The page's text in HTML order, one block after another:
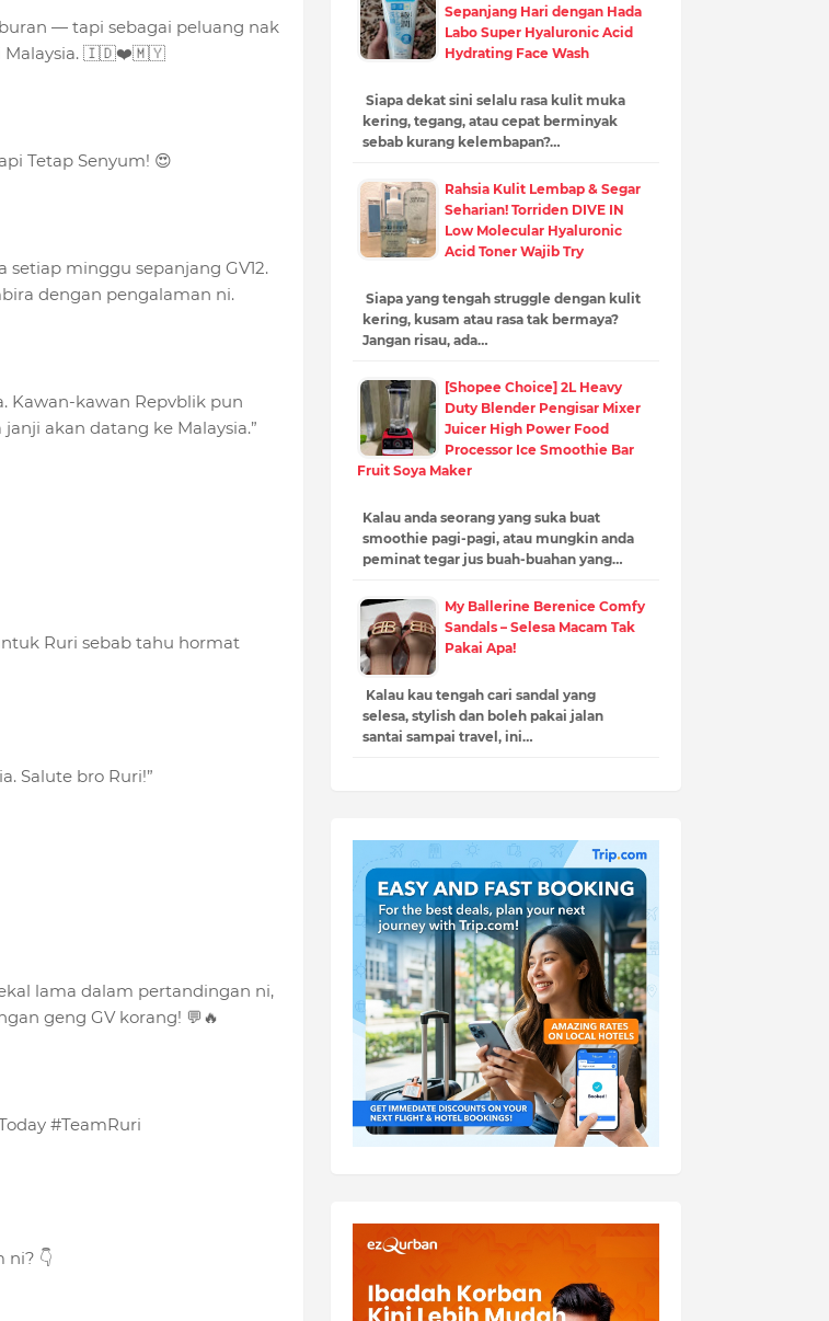
— tapi sebagai peluang nak
Malaysia. 🇮🇩❤️🇲🇾
Tetap Senyum! 😍
minggu sepanjang GV12.
dengan pengalaman ni.
Kawan-kawan Repvblik pun
akan datang ke Malaysia.”
Ruri sebab tahu hormat
Salute bro Ruri!”
lama dalam pertandingan ni,
geng GV korang! 💬🔥
#TeamRuri
👇
Sepanjang Hari dengan Hada
Labo Super Hyaluronic Acid
Hydrating Face Wash
Siapa dekat sini selalu rasa kulit muka
kering, tegang, atau cepat berminyak
sebab kurang kelembapan?…
Rahsia Kulit Lembap & Segar
Seharian! Torriden DIVE IN
Low Molecular Hyaluronic
Acid Toner Wajib Try
Siapa yang tengah struggle dengan kulit
kering, kusam atau rasa tak bermaya?
Jangan risau, ada…
[Shopee Choice] 2L Heavy
Duty Blender Pengisar Mixer
Juicer High Power Food
Processor Ice Smoothie Bar
Fruit Soya Maker
Kalau anda seorang yang suka buat
smoothie pagi-pagi, atau mungkin anda
peminat tegar jus buah-buahan yang…
My Ballerine Berenice Comfy
Sandals – Selesa Macam Tak
Pakai Apa!
Kalau kau tengah cari sandal yang
selesa, stylish dan boleh pakai jalan
santai sampai travel, ini…